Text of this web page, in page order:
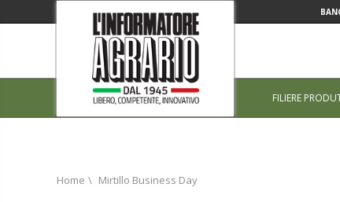
FILIERE
Home \ Mirtillo Business Day